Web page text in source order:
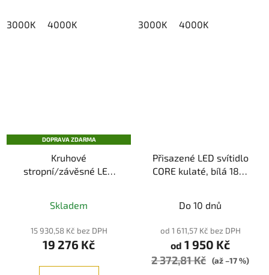
3000K 4000K 3000K 4000K
DOPRAVA ZDARMA
Kruhové
stropní/závěsné LED
Skladem
15 930,58 Kč bez DPH
19 276 Kč
Přisazené LED svítidlo
CORE kulaté, bílá 18W
hodnocení
produktu
je
5,0
Do 10 dnů
od 1 611,57 Kč bez DPH
od 1 950 Kč
2 372,81 Kč (až –17 %)